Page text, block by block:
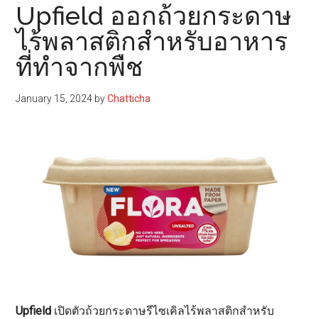
Upfield ออกถ้วยกระดาษ
ไร้พลาสติกสำหรับอาหาร
ที่ทำจากพืช
January 15, 2024 byChatticha
Upfield เปิดตัวถ้วยกระดาษรีไซเคิลไร้พลาสติกสำหรับ